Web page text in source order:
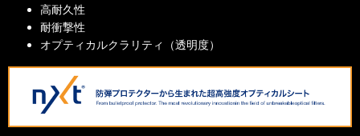
高耐久性
耐衝撃性
オプティカルクラリティ（透明度）